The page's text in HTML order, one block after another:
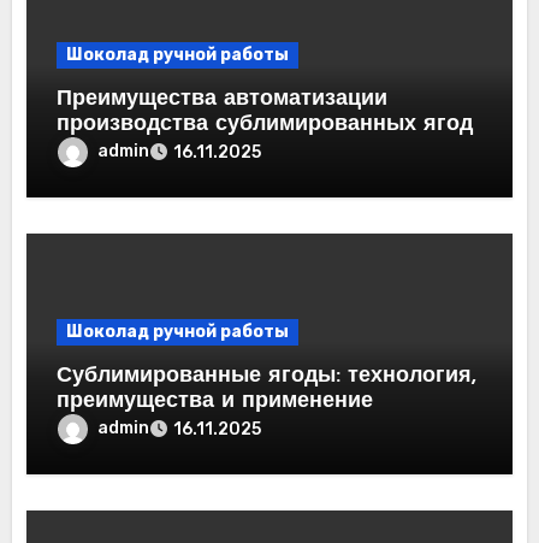
Шоколад ручной работы
Преимущества автоматизации
производства сублимированных ягод
admin 16.11.2025
Шоколад ручной работы
Сублимированные ягоды: технология,
преимущества и применение
admin 16.11.2025